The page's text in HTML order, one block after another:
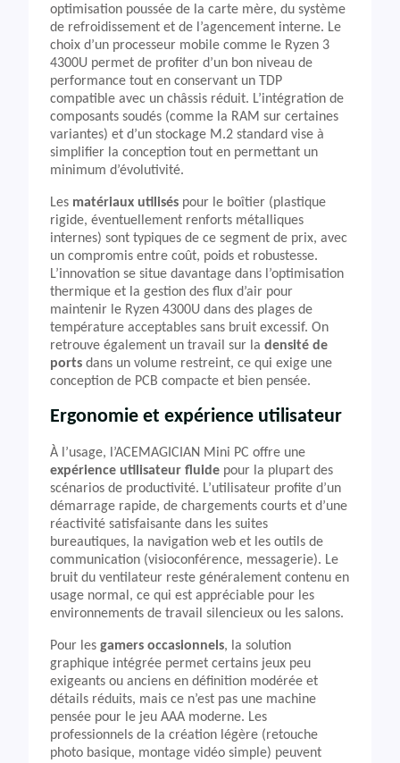
optimisation poussée de la carte mère, du système
de refroidissement et de l’agencement interne. Le
choix d’un processeur mobile comme le Ryzen 3
4300U permet de profiter d’un bon niveau de
performance tout en conservant un TDP
compatible avec un châssis réduit. L’intégration de
composants soudés (comme la RAM sur certaines
variantes) et d’un stockage M.2 standard vise à
simplifier la conception tout en permettant un
minimum d’évolutivité.
Les matériaux utilisés pour le boîtier (plastique
rigide, éventuellement renforts métalliques
internes) sont typiques de ce segment de prix, avec
un compromis entre coût, poids et robustesse.
L’innovation se situe davantage dans l’optimisation
thermique et la gestion des flux d’air pour
maintenir le Ryzen 4300U dans des plages de
température acceptables sans bruit excessif. On
retrouve également un travail sur la densité de
ports dans un volume restreint, ce qui exige une
conception de PCB compacte et bien pensée.
Ergonomie et expérience utilisateur
À l’usage, l’ACEMAGICIAN Mini PC offre une
expérience utilisateur fluide pour la plupart des
scénarios de productivité. L’utilisateur profite d’un
démarrage rapide, de chargements courts et d’une
réactivité satisfaisante dans les suites
bureautiques, la navigation web et les outils de
communication (visioconférence, messagerie). Le
bruit du ventilateur reste généralement contenu en
usage normal, ce qui est appréciable pour les
environnements de travail silencieux ou les salons.
Pour les gamers occasionnels, la solution
graphique intégrée permet certains jeux peu
exigeants ou anciens en définition modérée et
détails réduits, mais ce n’est pas une machine
pensée pour le jeu AAA moderne. Les
professionnels de la création légère (retouche
photo basique, montage vidéo simple) peuvent